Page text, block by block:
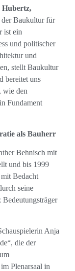
Hubertz,
Baukultur für
ist ein
und politischer
und
stellt Baukultur
bereitet uns
wie den
Fundament
als Bauherr
Behnisch mit
und bis 1999
Bedacht
seine
Anja
die der
Plenarsaal in